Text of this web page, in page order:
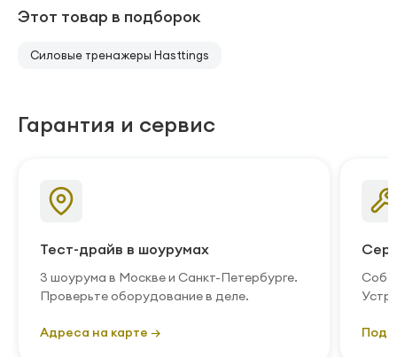
Этот товар в подборок
Силовые тренажеры Hasttings
Гарантия и сервис
Тест-драйв в шоурумах
3 шоурума в Москве и Санкт-Петербурге.
Проверьте оборудование в деле.
Адреса на карте →